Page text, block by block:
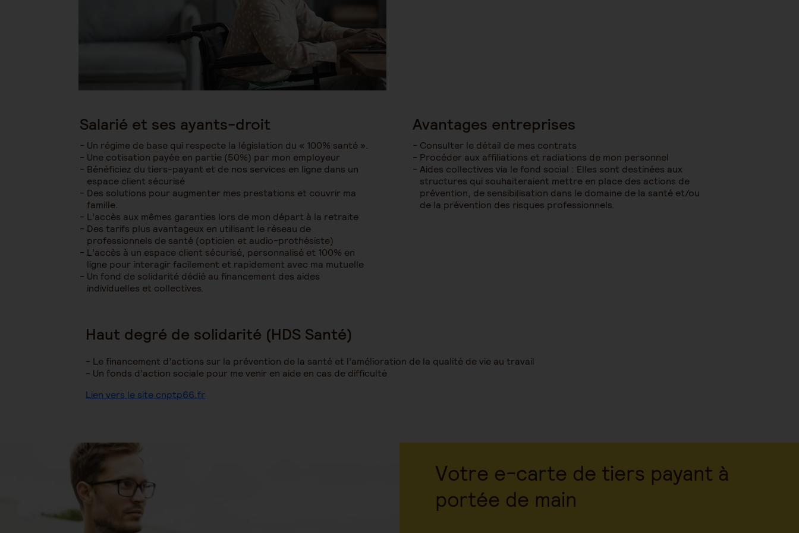
Salarié et ses ayants-droit
Un régime de base qui respecte la législation du « 100% santé ».
Une cotisation payée en partie (50%) par mon employeur
Bénéficiez du tiers-payant et de nos services en ligne dans un
espace client sécurisé
Des solutions pour augmenter mes prestations et couvrir ma
famille.
L’accès aux mêmes garanties lors de mon départ à la retraite
Des tarifs plus avantageux en utilisant le réseau de
professionnels de santé (opticien et audio-prothésiste)
L’accès à un espace client sécurisé, personnalisé et 100% en
ligne pour interagir facilement et rapidement avec ma mutuelle
Un fond de solidarité dédié au financement des aides
individuelles et collectives.
Avantages entreprises
Consulter le détail de mes contrats
Procéder aux affiliations et radiations de mon personnel
Aides collectives via le fond social : Elles sont destinées aux
structures qui souhaiteraient mettre en place des actions de
prévention, de sensibilisation dans le domaine de la santé et/ou
de la prévention des risques professionnels.
Haut degré de solidarité (HDS Santé)
Le financement d’actions sur la prévention de la santé et l’amélioration de la qualité de vie au travail
Un fonds d’action sociale pour me venir en aide en cas de difficulté
Lien vers le site cnptp66.fr
Votre e-carte de tiers payant à
portée de main